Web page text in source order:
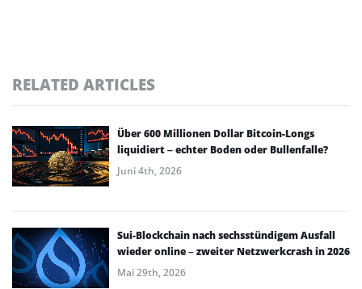
RELATED ARTICLES
Über 600 Millionen Dollar Bitcoin-Longs
liquidiert – echter Boden oder Bullenfalle?
Juni 4th, 2026
Sui-Blockchain nach sechsstündigem Ausfall
wieder online – zweiter Netzwerkcrash in 2026
Mai 29th, 2026